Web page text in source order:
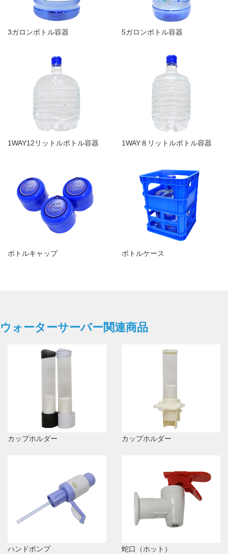
3ガロンボトル容器 5ガロンボトル容器
1WAY12リットルボトル容器 1WAY８リットルボトル容器
ボトルキャップ ボトルケース
ウォーターサーバー関連商品
カップホルダー カップホルダー
ハンドポンプ 蛇口（ホット）